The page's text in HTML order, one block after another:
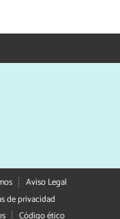
Aviso Legal
de privacidad